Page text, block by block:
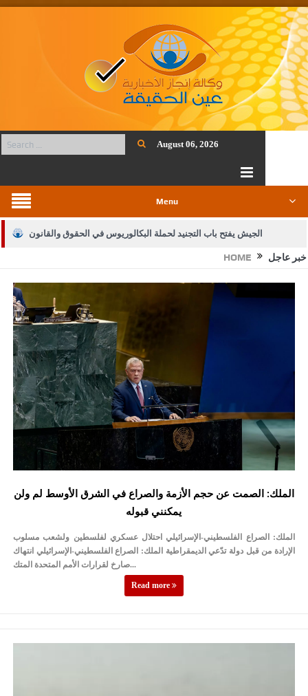
August 06, 2026
Menu
الجيش يفتح باب التجنيد لحملة البكالوريوس في الحقوق والقانون
بيان اجتماع عمّان:دعم الوصاية الهاشمية التاريخية على المقدسات
الإسلامية والمسيحية
الأمن يتلف 16 مليون حبة كبتاجون و1480 كغم مواد مخدرة
النواب يقر مشروع تعديل قانون الملكية العقارية
القاضي يلتقي رؤساء تحرير الصحف اليومية ويؤكد حرص مجلس النواب
على شراكة فاعلة مع الإعلام
دعوة المكلفين بخدمة العلم (الدفعة الثالثة) إلى مراجعة منصة خدمة
الملك يلتقي مجموعة من رفاق السلاح
الملك يتلقى اتصالا هاتفيا من العاهل البحريني
القاضي محمود أحمد فريحات.. مبارك ومزيدا من التوفيق
عارف بيك فريحات.. مبارك وبكم تزهو المناصب
HOME خبر عاجل
الملك: الصمت عن حجم الأزمة والصراع في الشرق الأوسط لم ولن
يمكنني قبوله
الملك: الصراع الفلسطيني-الإسرائيلي احتلال عسكري لفلسطين ولشعب مسلوب
الإرادة من قبل دولة تدّعي الديمقراطية الملك: الصراع الفلسطيني-الإسرائيلي انتهاك
صارخ لقرارات الأمم المتحدة المتك...
Read more